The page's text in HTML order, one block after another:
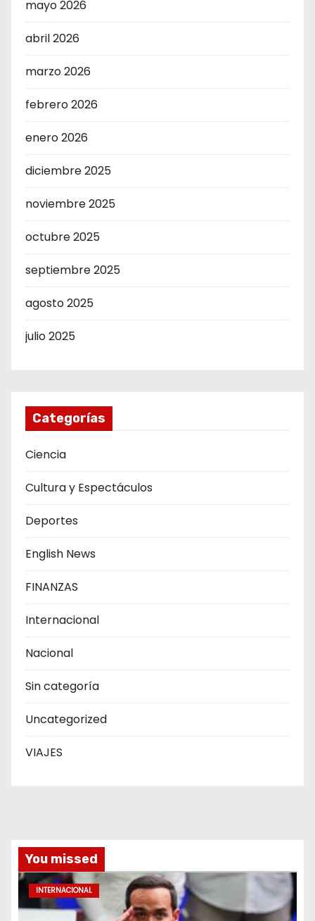
mayo 2026
abril 2026
marzo 2026
febrero 2026
enero 2026
diciembre 2025
noviembre 2025
octubre 2025
septiembre 2025
agosto 2025
julio 2025
Categorías
Ciencia
Cultura y Espectáculos
Deportes
English News
FINANZAS
Internacional
Nacional
Sin categoría
Uncategorized
VIAJES
You missed
INTERNACIONAL